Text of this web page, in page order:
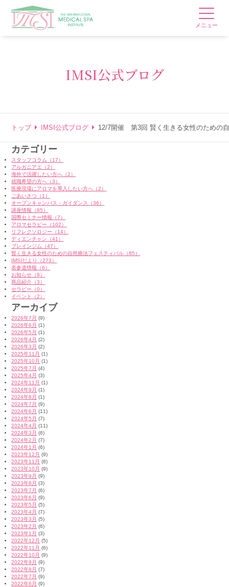
メニュー
IMSI公式ブログ
トップ IMSI公式ブログ 12/7開催 第3回 賢く生きる女性のための
カテゴリー
スタッフコラム（17）
アルガニアエ（2）
海外で活躍したい方へ（2）
就職希望の方へ（3）
医療現場にアロマを導入したい方へ（2）
ごあいさつ（1）
オープンキャンパス・ガイダンス（36）
講座情報（85）
国際セミナー情報（7）
アロマセラピー（102）
リフレクソロジー（14）
ディエンチャン（41）
ブレインジム（47）
賢く生きる女性のための自然療法フェスティバル（85）
IMSIだより（273）
表参道情報（6）
お知らせ（9）
商品紹介（3）
セラピー（0）
イベント（2）
アーカイブ
2026年7月 (9)
2026年6月 (1)
2026年5月 (1)
2026年4月 (2)
2026年3月 (2)
2025年11月 (1)
2025年10月 (1)
2025年7月 (4)
2025年4月 (3)
2024年11月 (1)
2024年9月 (1)
2024年8月 (1)
2024年7月 (9)
2024年6月 (11)
2024年5月 (7)
2024年4月 (11)
2024年3月 (6)
2024年2月 (7)
2024年1月 (6)
2023年12月 (9)
2023年11月 (8)
2023年10月 (9)
2023年9月 (9)
2023年8月 (3)
2023年7月 (6)
2023年6月 (9)
2023年5月 (5)
2023年4月 (7)
2023年3月 (5)
2023年2月 (6)
2023年1月 (3)
2022年12月 (5)
2022年11月 (6)
2022年10月 (9)
2022年9月 (9)
2022年8月 (7)
2022年7月 (9)
2022年6月 (9)